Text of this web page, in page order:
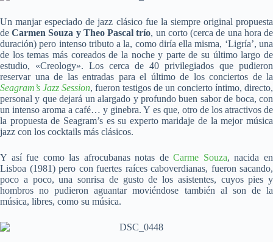
Un manjar especiado de jazz clásico fue la siempre original propuesta
de Carmen Souza y Theo Pascal trío, un corto (cerca de una hora de
duración) pero intenso tributo a la, como diría ella misma, ‘Ligría’, una
de los temas más coreados de la noche y parte de su último largo de
estudio, «Creology». Los cerca de 40 privilegiados que pudieron
reservar una de las entradas para el último de los conciertos de la
Seagram’s Jazz Session, fueron testigos de un concierto íntimo, directo,
personal y que dejará un alargado y profundo buen sabor de boca, con
un intenso aroma a café… y ginebra. Y es que, otro de los atractivos de
la propuesta de Seagram’s es su experto maridaje de la mejor música
jazz con los cocktails más clásicos.
Y así fue como las afrocubanas notas deCarme Souza, nacida en
Lisboa (1981) pero con fuertes raíces caboverdianas, fueron sacando,
poco a poco, una sonrisa de gusto de los asistentes, cuyos pies y
hombros no pudieron aguantar moviéndose también al son de la
música, libres, como su música.